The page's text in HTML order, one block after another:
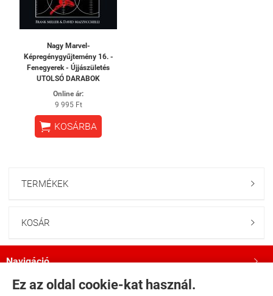
Ez az oldal cookie-kat használ.
Nagy Marvel-
Képregénygyűjtemény 16. -
Fenegyerek - Újjászületés
UTOLSÓ DARABOK
Online ár:
9 995 Ft
 KOSÁRBA
TERMÉKEK 
KOSÁR 
Navigáció 
Saját fiók